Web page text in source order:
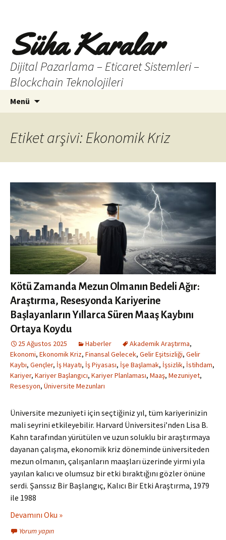
Süha Karalar
Dijital Pazarlama – Eticaret Sistemleri –
Blockchain Teknolojileri
Menü
Etiket arşivi: Ekonomik Kriz
Kötü Zamanda Mezun Olmanın Bedeli Ağır:
Araştırma, Resesyonda Kariyerine
Başlayanların Yıllarca Süren Maaş Kaybını
Ortaya Koydu
25 Ağustos 2025 Haberler Akademik Araştırma,
Ekonomi, Ekonomik Kriz, Finansal Gelecek, Gelir Eşitsizliği, Gelir
Kaybı, Gençler, İş Hayatı, İş Piyasası, İşe Başlamak, İşsizlik, İstihdam,
Kariyer, Kariyer Başlangıcı, Kariyer Planlaması, Maaş, Mezuniyet,
Resesyon, Üniversite Mezunları
Üniversite mezuniyeti için seçtiğiniz yıl, tüm kariyerinizin
mali seyrini etkileyebilir. Harvard Üniversitesi’nden Lisa B.
Kahn tarafından yürütülen ve uzun soluklu bir araştırmaya
dayanan çalışma, ekonomik kriz döneminde üniversiteden
mezun olmanın, çalışanların maaşları üzerinde yirmi yıla
yayılan kalıcı ve olumsuz bir etki bıraktığını gözler önüne
serdi. Şanssız Bir Başlangıç, Kalıcı Bir Etki Araştırma, 1979
ile 1988
Devamını Oku »
Yorum yapın